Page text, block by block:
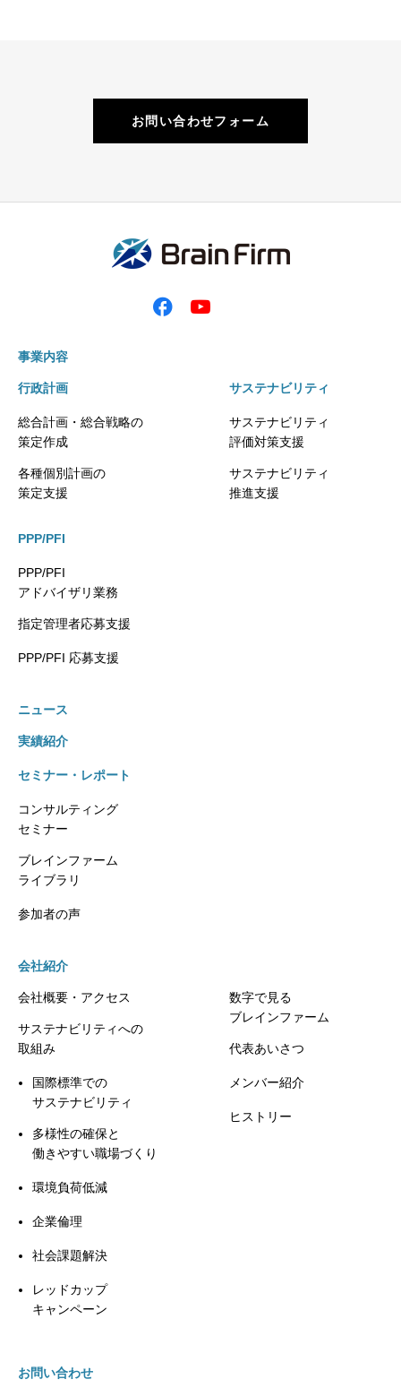
お問い合わせフォーム
事業内容
行政計画
総合計画・総合戦略の
策定作成
各種個別計画の
策定支援
サステナビリティ
サステナビリティ
評価対策支援
サステナビリティ
推進支援
PPP/PFI
PPP/PFI
アドバイザリ業務
指定管理者応募支援
PPP/PFI 応募支援
ニュース
実績紹介
セミナー・レポート
コンサルティング
セミナー
ブレインファーム
ライブラリ
参加者の声
会社紹介
会社概要・アクセス
サステナビリティへの
取組み
国際標準での
サステナビリティ
多様性の確保と
働きやすい職場づくり
環境負荷低減
企業倫理
社会課題解決
レッドカップ
キャンペーン
数字で見る
ブレインファーム
代表あいさつ
メンバー紹介
ヒストリー
お問い合わせ